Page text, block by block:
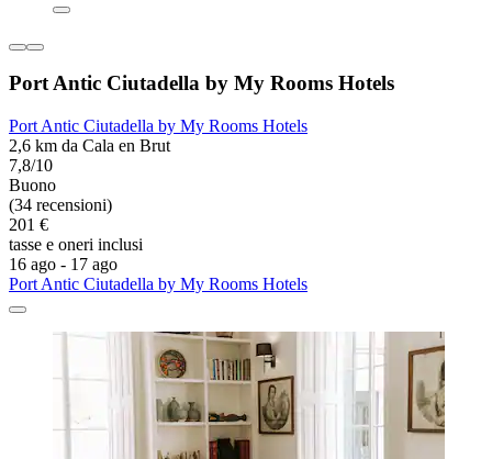
Port Antic Ciutadella by My Rooms Hotels
Port Antic Ciutadella by My Rooms Hotels
2,6 km da Cala en Brut
7,8/10
Buono
(34 recensioni)
201 €
tasse e oneri inclusi
16 ago - 17 ago
Port Antic Ciutadella by My Rooms Hotels